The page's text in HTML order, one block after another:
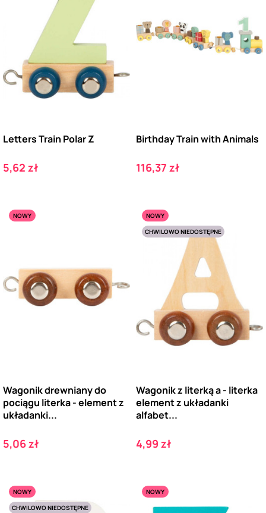
Letters Train Polar Z
Cena
5,62 zł
Birthday Train with Animals
Cena
116,37 zł
NOWY
Wagonik drewniany do
pociągu literka - element z
układanki...
Cena
5,06 zł
NOWY
CHWILOWO NIEDOSTĘPNE
Wagonik z literką a - literka
element z układanki
alfabet...
Cena
4,99 zł
NOWY
CHWILOWO NIEDOSTĘPNE
NOWY